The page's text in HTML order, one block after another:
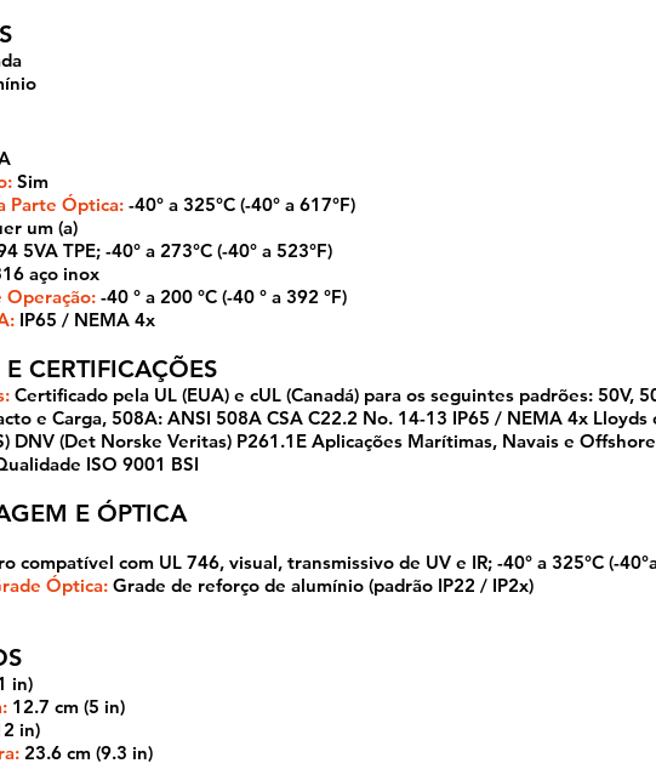
Sim
Parte Óptica: -40° a 325°C (-40° a 617°F)
um (a)
5VA TPE; -40° a 273°C (-40° a 523°F)
aço inox
Operação: -40 ° a 200 °C (-40 ° a 392 °F)
IP65 / NEMA 4x
CERTIFICAÇÕES
Certificado pela UL (EUA) e cUL (Canadá) para os seguintes padrões: 50V,
e Carga, 508A: ANSI 508A CSA C22.2 No. 14-13 IP65 / NEMA 4x
DNV (Det Norske Veritas) P261.1E Aplicações Marítimas, Navais e
ISO 9001 BSI
E ÓPTICA
compatível com UL 746, visual, transmissivo de UV e IR; -40° a 325°C (-
Óptica: Grade de reforço de alumínio (padrão IP22 / IP2x)
in)
12.7 cm (5 in)
in)
23.6 cm (9.3 in)